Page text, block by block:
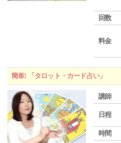
回数
料金
簡単! 「タロット・カード占い」
講師
日程
時間